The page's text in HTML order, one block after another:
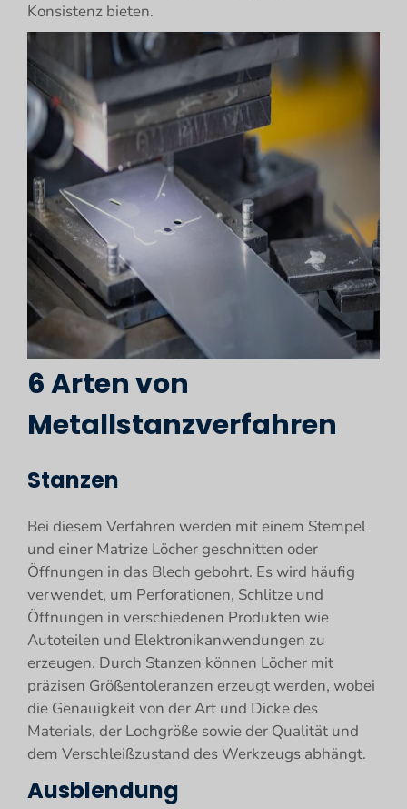
Konsistenz bieten.
6 Arten von
Metallstanzverfahren
Stanzen
Bei diesem Verfahren werden mit einem Stempel
und einer Matrize Löcher geschnitten oder
Öffnungen in das Blech gebohrt. Es wird häufig
verwendet, um Perforationen, Schlitze und
Öffnungen in verschiedenen Produkten wie
Autoteilen und Elektronikanwendungen zu
erzeugen. Durch Stanzen können Löcher mit
präzisen Größentoleranzen erzeugt werden, wobei
die Genauigkeit von der Art und Dicke des
Materials, der Lochgröße sowie der Qualität und
dem Verschleißzustand des Werkzeugs abhängt.
Ausblendung